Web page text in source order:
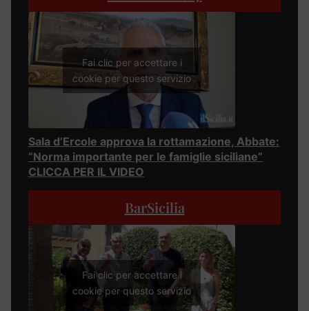
Fai clic per accettare i
cookie per questo servizio
Sala d’Ercole approva la rottamazione, Abbate:
“Norma importante per le famiglie siciliane”
CLICCA PER IL VIDEO
BarSicilia
Fai clic per accettare i
cookie per questo servizio